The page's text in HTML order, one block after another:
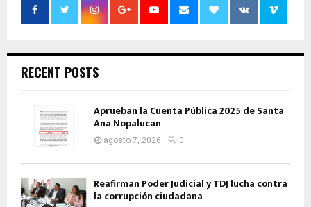
RECENT POSTS
Aprueban la Cuenta Pública 2025 de Santa
Ana Nopalucan
agosto 7, 2026 0
Reafirman Poder Judicial y TDJ lucha contra
la corrupción ciudadana